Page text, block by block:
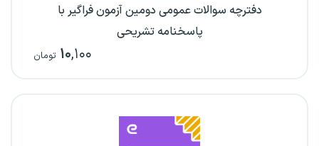
دفترچه سوالات عمومی دومین آزمون فراگیر با
پاسخنامه تشریحی
۱۰,۱۰۰ تومان